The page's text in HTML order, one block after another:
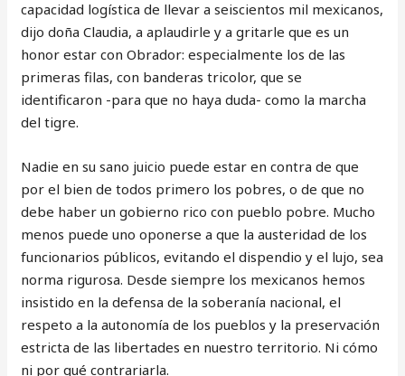
capacidad logística de llevar a seiscientos mil mexicanos,
dijo doña Claudia, a aplaudirle y a gritarle que es un
honor estar con Obrador: especialmente los de las
primeras filas, con banderas tricolor, que se
identificaron -para que no haya duda- como la marcha
del tigre.
Nadie en su sano juicio puede estar en contra de que
por el bien de todos primero los pobres, o de que no
debe haber un gobierno rico con pueblo pobre. Mucho
menos puede uno oponerse a que la austeridad de los
funcionarios públicos, evitando el dispendio y el lujo, sea
norma rigurosa. Desde siempre los mexicanos hemos
insistido en la defensa de la soberanía nacional, el
respeto a la autonomía de los pueblos y la preservación
estricta de las libertades en nuestro territorio. Ni cómo
ni por qué contrariarla.